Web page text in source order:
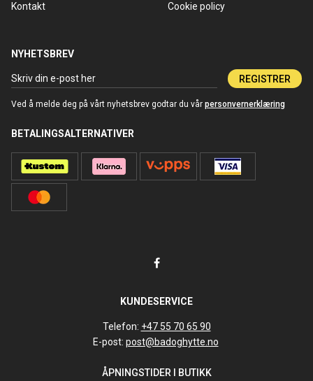
Kontakt
Cookie policy
NYHETSBREV
REGISTRER
Ved å melde deg på vårt nyhetsbrev godtar du vår personvernerklæring
BETALINGSALTERNATIVER
KUNDESERVICE
Telefon: +47 55 70 65 90
E-post: post@badoghytte.no
ÅPNINGSTIDER I BUTIKK